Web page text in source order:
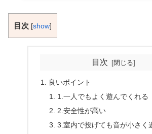
目次 [show]
目次
良いポイント
1.一人でもよく遊んでくれる
2.安全性が高い
3.室内で投げても音が小さく